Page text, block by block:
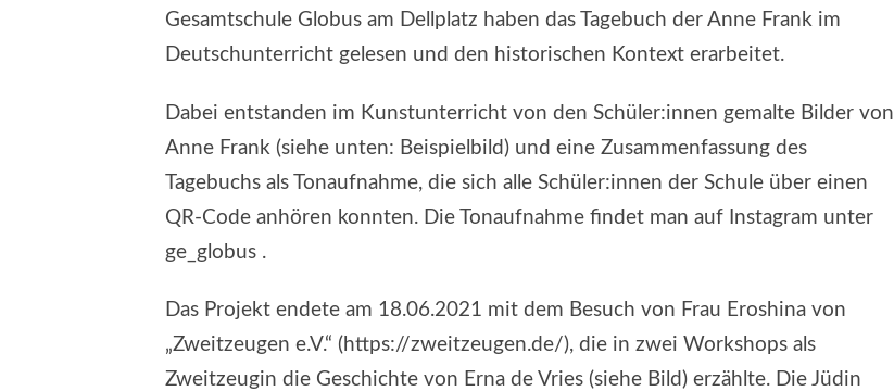
DER
GESAMTSCHULE
GLOBUS
Gesamtschule Globus am Dellplatz haben das Tagebuch der Anne Frank im
Deutschunterricht gelesen und den historischen Kontext erarbeitet.
Dabei entstanden im Kunstunterricht von den Schüler:innen gemalte Bilder von
Anne Frank (siehe unten: Beispielbild) und eine Zusammenfassung des
Tagebuchs als Tonaufnahme, die sich alle Schüler:innen der Schule über einen
QR-Code anhören konnten. Die Tonaufnahme findet man auf Instagram unter
ge_globus .
Das Projekt endete am 18.06.2021 mit dem Besuch von Frau Eroshina von
„Zweitzeugen e.V.“ (https://zweitzeugen.de/), die in zwei Workshops als
Zweitzeugin die Geschichte von Erna de Vries (siehe Bild) erzählte. Die Jüdin